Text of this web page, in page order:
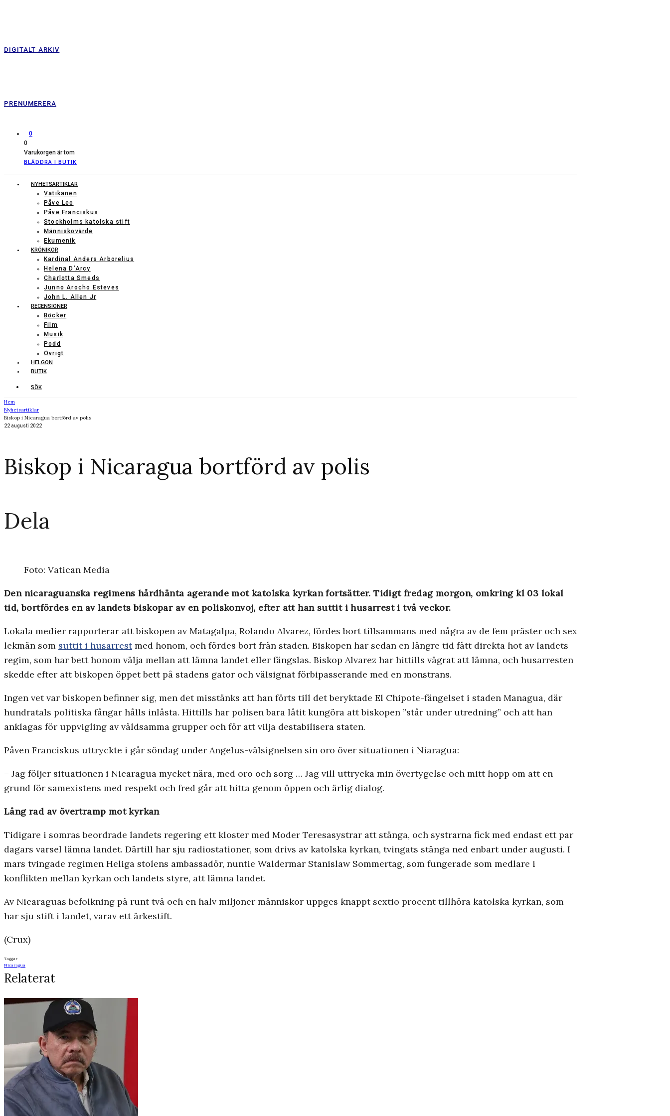
DIGITALT ARKIV
PRENUMERERA
0
0
Varukorgen är tom
BLÄDDRA I BUTIK
NYHETSARTIKLAR
Vatikanen
Påve Leo
Påve Franciskus
Stockholms katolska stift
Människovärde
Ekumenik
KRÖNIKOR
Kardinal Anders Arborelius
Helena D’Arcy
Charlotta Smeds
Junno Arocho Esteves
John L. Allen Jr
RECENSIONER
Böcker
Film
Musik
Podd
Övrigt
HELGON
BUTIK
SÖK
Hem
Nyhetsartiklar
Biskop i Nicaragua bortförd av polis
22 augusti 2022
Biskop i Nicaragua bortförd av polis
Dela
Foto: Vatican Media
Den nicaraguanska regimens hårdhänta agerande mot katolska kyrkan fortsätter. Tidigt fredag morgon, omkring kl 03 lokal
tid, bortfördes en av landets biskopar av en poliskonvoj, efter att han suttit i husarrest i två veckor.
Lokala medier rapporterar att biskopen av Matagalpa, Rolando Alvarez, fördes bort tillsammans med några av de fem präster och sex
lekmän som suttit i husarrestmed honom, och fördes bort från staden. Biskopen har sedan en längre tid fått direkta hot av landets
regim, som har bett honom välja mellan att lämna landet eller fängslas. Biskop Alvarez har hittills vägrat att lämna, och husarresten
skedde efter att biskopen öppet bett på stadens gator och välsignat förbipasserande med en monstrans.
Ingen vet var biskopen befinner sig, men det misstänks att han förts till det beryktade El Chipote-fängelset i staden Managua, där
hundratals politiska fångar hålls inlåsta. Hittills har polisen bara låtit kungöra att biskopen ”står under utredning” och att han
anklagas för uppvigling av våldsamma grupper och för att vilja destabilisera staten.
Påven Franciskus uttryckte i går söndag under Angelus-välsignelsen sin oro över situationen i Niaragua:
– Jag följer situationen i Nicaragua mycket nära, med oro och sorg … Jag vill uttrycka min övertygelse och mitt hopp om att en
grund för samexistens med respekt och fred går att hitta genom öppen och ärlig dialog.
Lång rad av övertramp mot kyrkan
Tidigare i somras beordrade landets regering ett kloster med Moder Teresasystrar att stänga, och systrarna fick med endast ett par
dagars varsel lämna landet. Därtill har sju radiostationer, som drivs av katolska kyrkan, tvingats stänga ned enbart under augusti. I
mars tvingade regimen Heliga stolens ambassadör, nuntie Waldermar Stanislaw Sommertag, som fungerade som medlare i
konflikten mellan kyrkan och landets styre, att lämna landet.
Av Nicaraguas befolkning på runt två och en halv miljoner människor uppges knappt sextio procent tillhöra katolska kyrkan, som
har sju stift i landet, varav ett ärkestift.
(Crux)
Taggar
Nicaragua
Relaterat